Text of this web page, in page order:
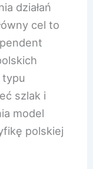
działań
cel to
typu
szlak i
model
polskiej